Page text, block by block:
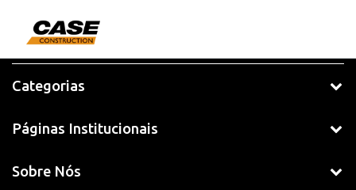
Categorias
Páginas Institucionais
Sobre Nós